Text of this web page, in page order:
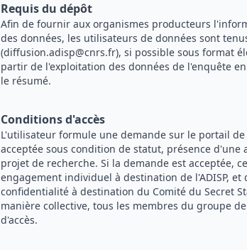
Requis du dépôt
Afin de fournir aux organismes producteurs
des données, les utilisateurs de données sont
(diffusion.adisp@cnrs.fr), si possible sous format
partir de l'exploitation des données de l'enquête
le résumé.
Conditions d'accès
L'utilisateur formule une demande sur le portail
acceptée sous condition de statut, présence
projet de recherche. Si la demande est acceptée,
engagement individuel à destination de l'ADISP, et
confidentialité à destination du Comité du Secret
manière collective, tous les membres du groupe
d'accès.